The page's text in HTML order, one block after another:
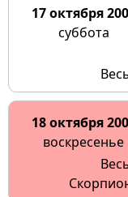
17 октября
суббота
18 октября
воскресенье